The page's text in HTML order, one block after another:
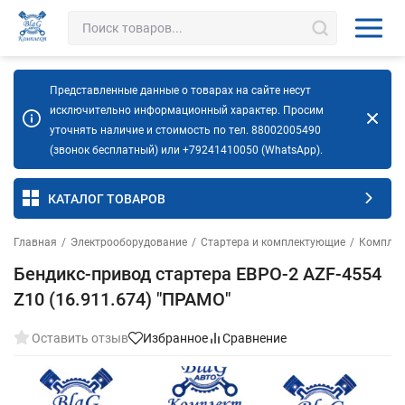
Представленные данные о товарах на сайте несут
исключительно информационный характер. Просим
уточнять наличие и стоимость по тел. 88002005490
(звонок бесплатный) или +79241410050 (WhatsApp).
КАТАЛОГ ТОВАРОВ
Главная / Электрооборудование / Стартера и комплектующие /
Бендикс-привод стартера ЕВРО-2 AZF-4554
Z10 (16.911.674) "ПРАМО"
Оставить отзыв Избранное Сравнение